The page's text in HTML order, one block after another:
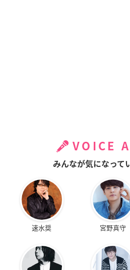
VOICE
みんなが気になって
速水奨 宮野真守